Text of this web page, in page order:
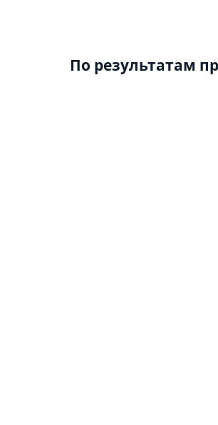
По результатам